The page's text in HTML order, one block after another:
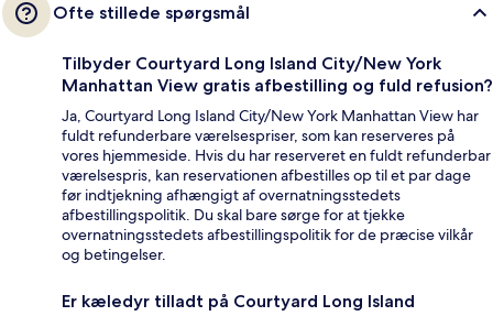
Ofte stillede spørgsmål
Tilbyder Courtyard Long Island City/New York
Manhattan View gratis afbestilling og fuld refusion?
Ja, Courtyard Long Island City/New York Manhattan View har
fuldt refunderbare værelsespriser, som kan reserveres på
vores hjemmeside. Hvis du har reserveret en fuldt refunderbar
værelsespris, kan reservationen afbestilles op til et par dage
før indtjekning afhængigt af overnatningsstedets
afbestillingspolitik. Du skal bare sørge for at tjekke
overnatningsstedets afbestillingspolitik for de præcise vilkår
og betingelser.
Er kæledyr tilladt på Courtyard Long Island